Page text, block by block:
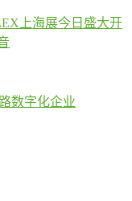
上海展今日盛大开
数字化企业